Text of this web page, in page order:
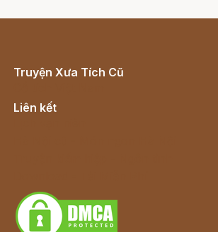
Truyện Xưa Tích Cũ
Liên kết